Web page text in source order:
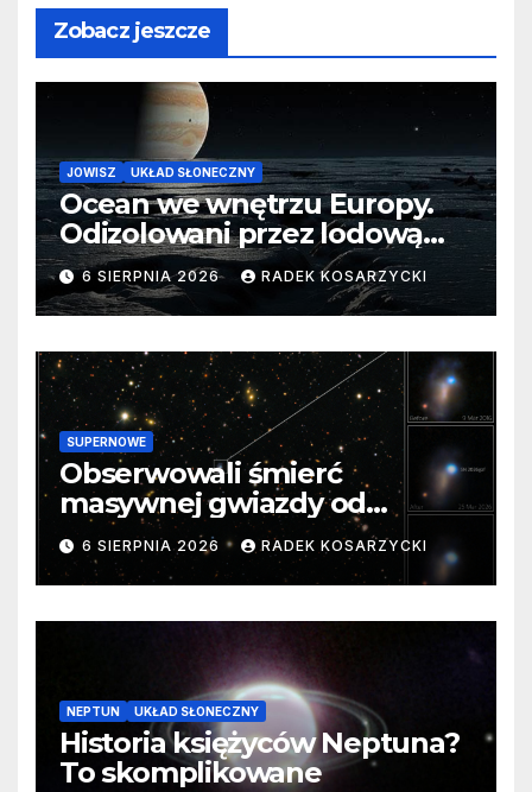
Zobacz jeszcze
JOWISZ UKŁAD SŁONECZNY
Ocean we wnętrzu Europy.
Odizolowani przez lodową
barierę
6 SIERPNIA 2026 RADEK KOSARZYCKI
SUPERNOWE
Obserwowali śmierć
masywnej gwiazdy od
samego początku. Niezwykle
cenne dane
6 SIERPNIA 2026 RADEK KOSARZYCKI
NEPTUN UKŁAD SŁONECZNY
Historia księżyców Neptuna?
To skomplikowane